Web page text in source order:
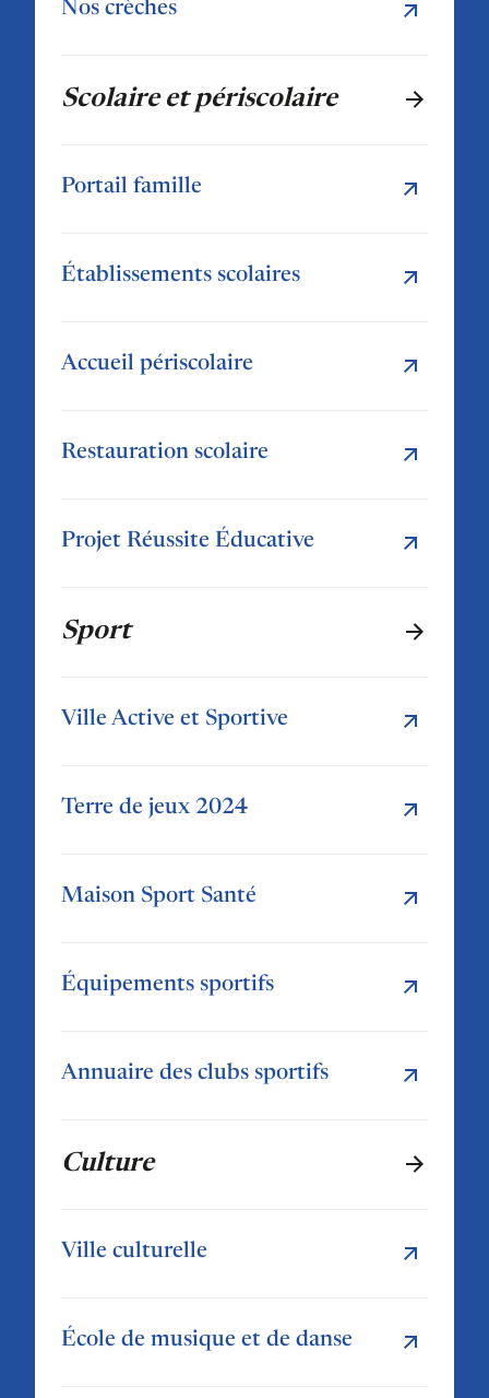
Nos crèches
Scolaire et périscolaire
Portail famille
Établissements scolaires
Accueil périscolaire
Restauration scolaire
Projet Réussite Éducative
Sport
Ville Active et Sportive
Terre de jeux 2024
Maison Sport Santé
Équipements sportifs
Annuaire des clubs sportifs
Culture
Ville culturelle
École de musique et de danse